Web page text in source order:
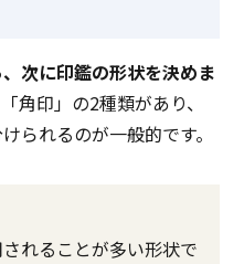
次に印鑑の形状を決めま
角印」の2種類があり、
られるのが一般的です。
れることが多い形状で